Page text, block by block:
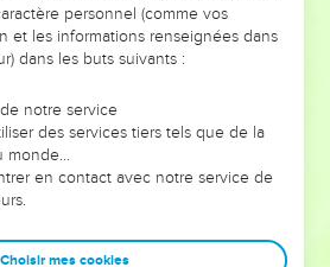
POUVAIENT VOUS ÉVITER LES
VOTRES ?
on voit moins les doutes, les erreurs
ont traversés, alors même que ce
qui les ont façonnés.
leaders, entrepreneurs, et responsables
plus de sagesse afin que leurs erreurs
personnel (comme vos
et les informations renseignées dans
dans les buts suivants :
notre service
des services tiers tels que de la
monde…
en contact avec notre service de
Choisir mes cookies